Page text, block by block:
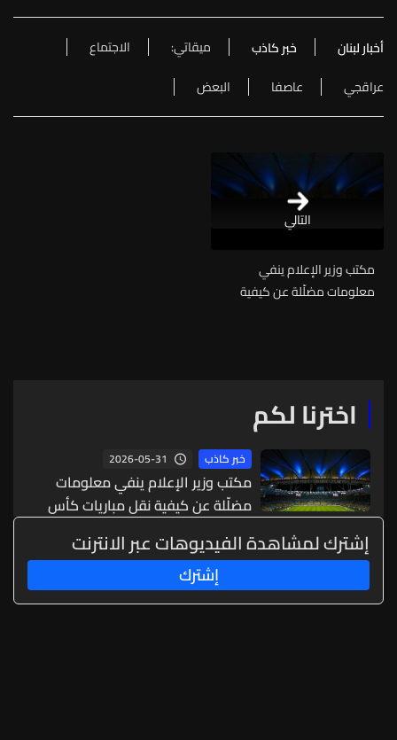
أخبار لبنان خبر كاذب ميقاتي:
الاجتماع
عراقجي
عاصفا البعض
التالي
مكتب وزير الإعلام ينفي
معلومات مضلّلة عن كيفية
اخترنا لكم
خبر كاذب 2026-05-31
مكتب وزير الإعلام ينفي معلومات
مضلّلة عن كيفية نقل مباريات كأس
إشترك لمشاهدة الفيديوهات عبر الانترنت
إشترك